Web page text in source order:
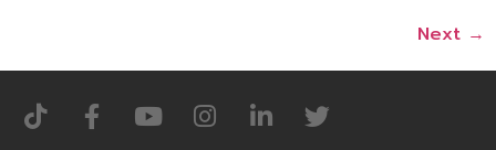
Next →